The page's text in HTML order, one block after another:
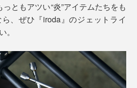
ともアツい“炎”アイテムたちをも
、ぜひ『iroda』のジェットライ
。